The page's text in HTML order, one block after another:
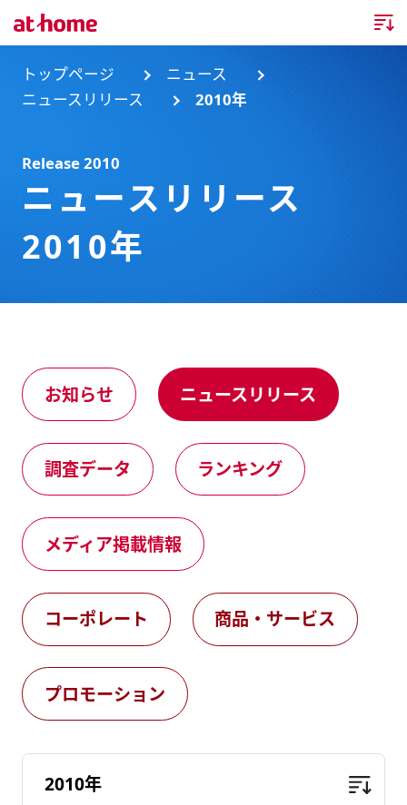
トップページ
企業理念
事業所・グループ会社
サステナビリティ
DX戦略
CM・動画紹介
ニュースTOP
ニュースリリース
ランキング
メディア掲載情報
事業内容
不動産会社間情報流通サービス
不動産業務支援サービス
障がい者採用情報
トップページ
ニュース
ニュースリリース
2010年
ニュースリリース
2010年
Release 2010
お知らせ ニュースリリース
調査データ ランキング
メディア掲載情報
コーポレート 商品・サービス
プロモーション